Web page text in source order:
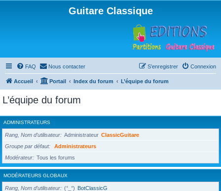
Guitare Classique
FAQ Nous contacter Connexion
S’enregistrer
Accueil Portail Index du forum L’équipe du forum
L’équipe du forum
ADMINISTRATEURS
Rang, Nom d’utilisateur Administrateur ClassicGuitare
Groupe par défaut
Administrateurs
Modérateur
Tous les forums
MODÉRATEURS GLOBAUX
Rang, Nom d’utilisateur (°_°) BotClassicG